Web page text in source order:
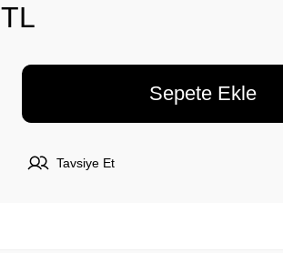
Sepete Ekle
Tavsiye Et